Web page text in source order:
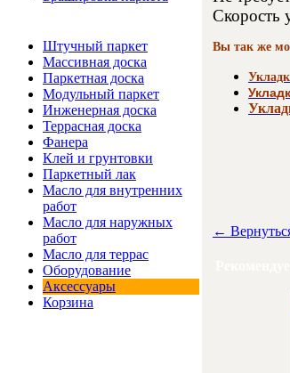
Штучный паркет
Массивная доска
Паркетная доска
Модульный паркет
Инженерная доска
Террасная доска
Фанера
Клей и грунтовки
Паркетный лак
Масло для внутренних
работ
Масло для наружных
работ
Масло для террас
Оборудование
Аксессуары
Корзина
Скорость
Вы так же
←